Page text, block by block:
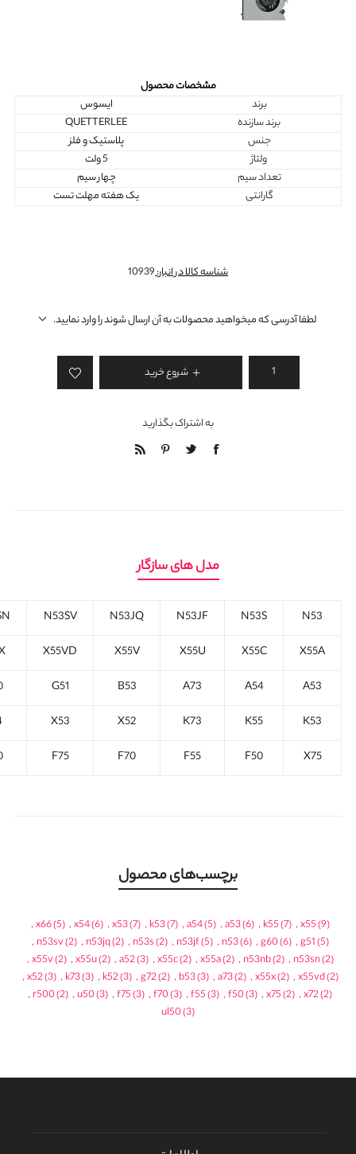
مشخصات محصول
برند
ایسوس
برند سازنده
QUETTERLEE
جنس
پلاستیک و فلز
ولتاژ
5 ولت
تعداد سیم
چهار سیم
گارانتی
یک هفته مهلت تست
شناسه کالا در انبار:10939
لطفا آدرسی که میخواهید محصولات به آن ارسال شوند را وارد نمایید.
شروع خرید
به اشتراک بگذارید
مدل های سازگار
N53
N53S
N53JF
N53JQ
N53SV
X55A
X55C
X55U
X55V
X55VD
A53
A54
A73
B53
G51
K53
K55
K73
X52
X53
X75
F50
F55
F70
F75
برچسب‌های محصول
x55(9)
,
k55(7)
,
a53(6)
,
a54(5)
,
k53(7)
,
x53(7)
,
x54(6)
,
x66(5)
,
g51(5)
,
g60(6)
,
n53(6)
,
n53jf(5)
,
n53s(2)
,
n53jq(2)
,
n53sv(2)
,
n53sn(2)
,
n53nb(2)
,
x55a(2)
,
x55c(2)
,
a52(3)
,
x55u(2)
,
x55v(2)
,
x55vd(2)
,
x55x(2)
,
a73(2)
,
b53(3)
,
g72(2)
,
k52(3)
,
k73(3)
,
x52(3)
,
x72(2)
,
x75(2)
,
f50(3)
,
f55(3)
,
f70(3)
,
f75(3)
,
u50(3)
,
r500(2)
,
ul50(3)